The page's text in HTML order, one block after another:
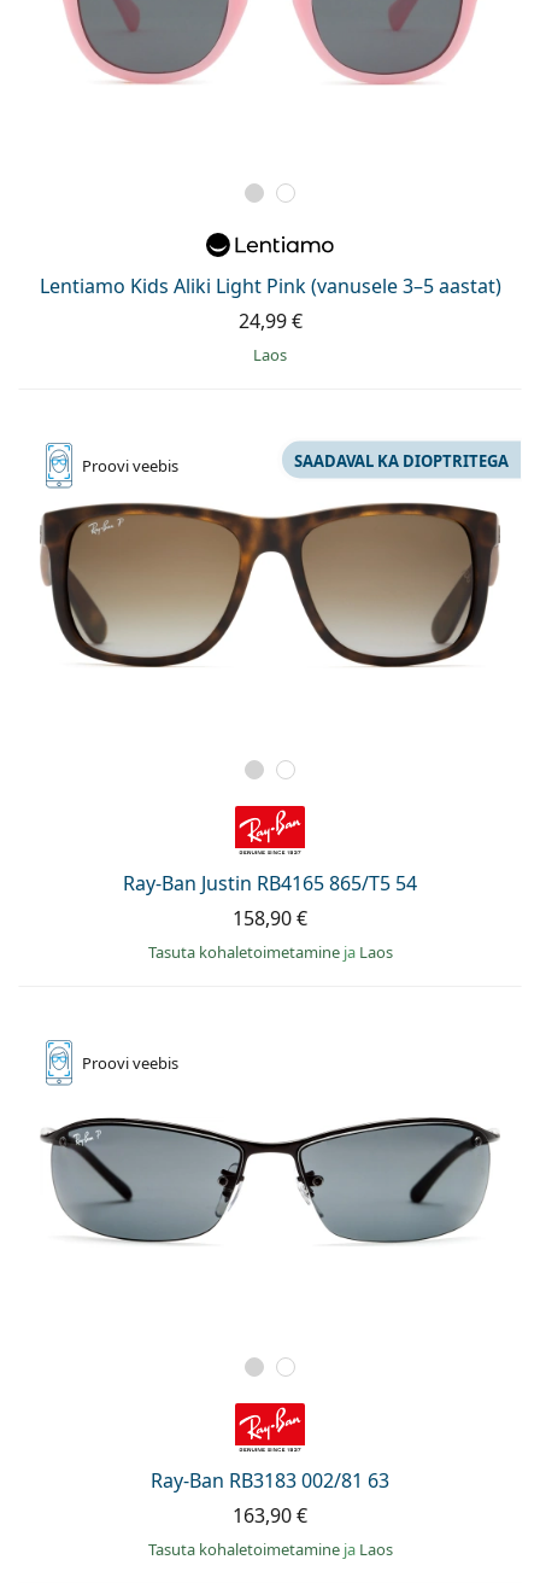
Lentiamo Kids Aliki Light Pink (vanusele 3–5 aastat)
24,99 €
Laos
Prooviveebis
Ray-Ban Justin RB4165 865/T5 54
SAADAVAL KA DIOPTRITEGA
158,90 €
Tasuta kohaletoimetamine ja Laos
Prooviveebis
Ray-Ban RB3183 002/81 63
163,90 €
Tasuta kohaletoimetamine ja Laos